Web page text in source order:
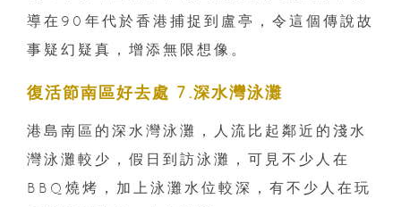
導在90年代於香港捕捉到盧亭，令這個傳說故
事疑幻疑真，增添無限想像。
復活節南區好去處 7.深水灣泳灘
港島南區的深水灣泳灘，人流比起鄰近的淺水
灣泳灘較少，假日到訪泳灘，可見不少人在
BBQ燒烤，加上泳灘水位較深，有不少人在玩